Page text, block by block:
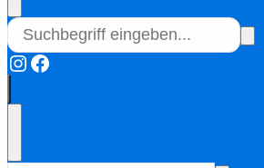
Instagram
Facebook